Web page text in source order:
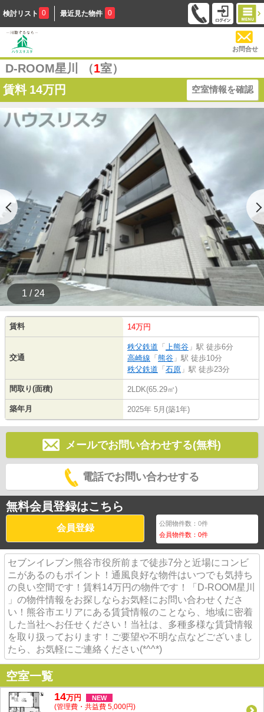
検討リスト 0 最近見た物件 0
お問合せ
D-ROOM星川 （1室）
賃料 14万円 空室情報を確認
1 / 24
賃料 14万円
交通
秩父鉄道 「 上熊谷 」駅 徒歩6分
高崎線 「 熊谷 」駅 徒歩10分
秩父鉄道 「 石原 」駅 徒歩23分
間取り(面積) 2LDK(65.29㎡)
築年月 2025年 5月(築1年)
メールでお問い合わせする(無料)
電話でお問い合わせする
無料会員登録はこちら
会員登録 公開物件数：0件
会員物件数：0件
セブンイレブン熊谷市役所前まで徒歩7分と近場にコンビ
ニがあるのもポイント！通風良好な物件はいつでも気持ち
の良い空間です！賃料14万円の物件です！「D-ROOM星川
」の物件情報をお探しならお気軽にお問い合わせくださ
い！熊谷市エリアにある賃貸情報のことなら、地域に密着
した当社へお任せください！当社は、多種多様な賃貸情報
を取り扱っております！ご要望や不明な点などございまし
たら、お気軽にご連絡ください(*^^*)
空室一覧
14万円 NEW
(管理費・共益費 5,000円)